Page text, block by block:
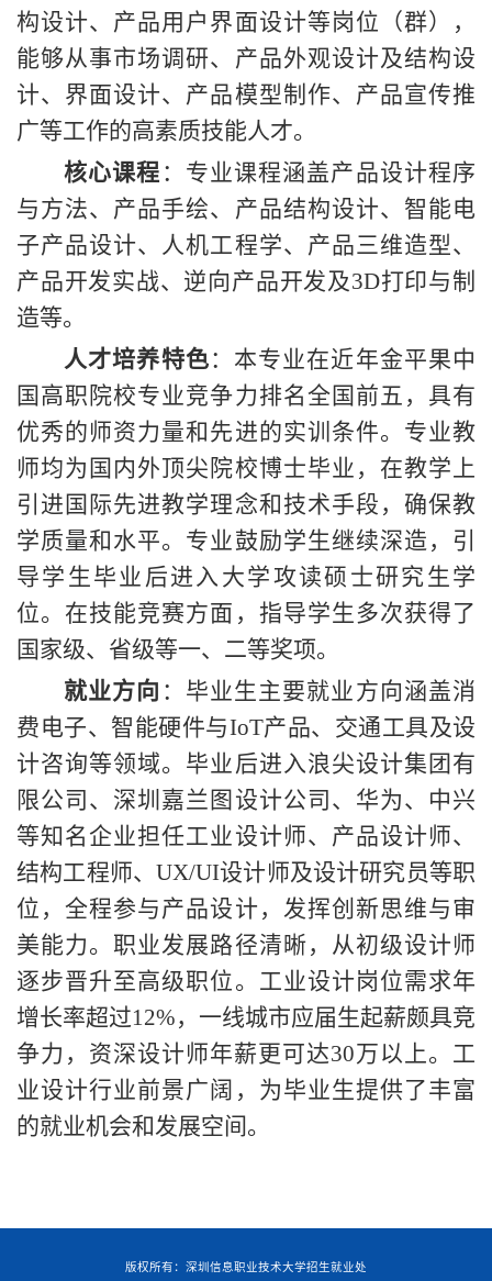
构设计、产品用户界面设计等岗位（群），
能够从事市场调研、产品外观设计及结构设
计、界面设计、产品模型制作、产品宣传推
广等工作的高素质技能人才。
核心课程 ：专业课程涵盖产品设计程序
与方法、产品手绘、产品结构设计、智能电
子产品设计、人机工程学、产品三维造型、
产品开发实战、逆向产品开发及3D打印与制
造等。
人才培养特色：本专业在近年金平果中
国高职院校专业竞争力排名全国前五，具有
优秀的师资力量和先进的实训条件。专业教
师均为国内外顶尖院校博士毕业，在教学上
引进国际先进教学理念和技术手段，确保教
学质量和水平。专业鼓励学生继续深造，引
导学生毕业后进入大学攻读硕士研究生学
位。在技能竞赛方面，指导学生多次获得了
国家级、省级等一、二等奖项。
就业方向 ：毕业生主要就业方向涵盖消
费电子、智能硬件与IoT产品、交通工具及设
计咨询等领域。毕业后进入浪尖设计集团有
限公司、深圳嘉兰图设计公司、华为、中兴
等知名企业担任工业设计师、产品设计师、
结构工程师、UX/UI设计师及设计研究员等职
位，全程参与产品设计，发挥创新思维与审
美能力。职业发展路径清晰，从初级设计师
逐步晋升至高级职位。工业设计岗位需求年
增长率超过12%，一线城市应届生起薪颇具竞
争力，资深设计师年薪更可达30万以上。工
业设计行业前景广阔，为毕业生提供了丰富
的就业机会和发展空间。
版权所有：深圳信息职业技术大学招生就业处